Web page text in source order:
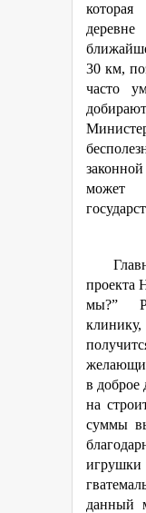
30 км,
часто
проекта
мы?”
в доброе
на
суммы
данный